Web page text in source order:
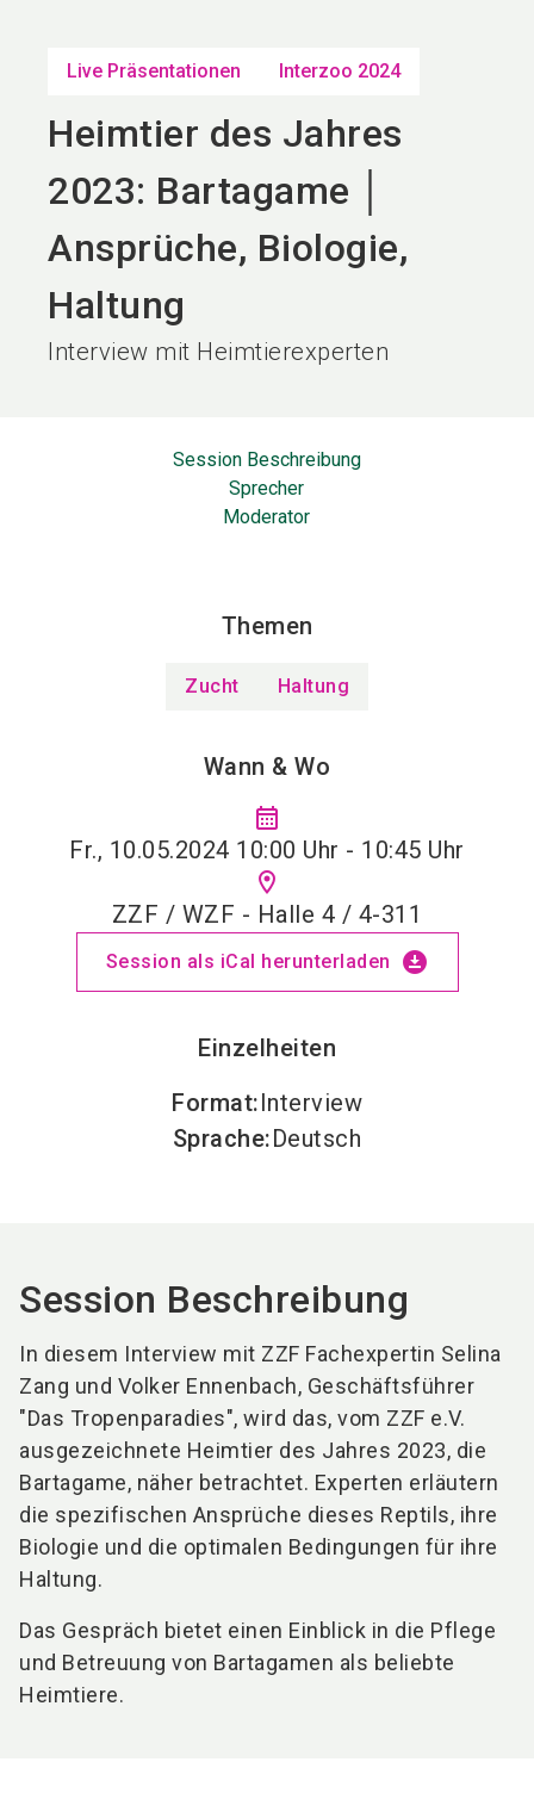
Live Präsentationen Interzoo 2024
Heimtier des Jahres
2023: Bartagame │
Ansprüche, Biologie,
Haltung
Interview mit Heimtierexperten
Session Beschreibung
Sprecher
Moderator
Themen
Zucht Haltung
Wann & Wo
calendar_month
Fr., 10.05.2024 10:00 Uhr - 10:45 Uhr
location_on
ZZF / WZF - Halle 4 / 4-311
Session als iCal herunterladen download_for_offline
Einzelheiten
Format:Interview
Sprache:Deutsch
Session Beschreibung
In diesem Interview mit ZZF Fachexpertin Selina
Zang und Volker Ennenbach, Geschäftsführer
"Das Tropenparadies", wird das, vom ZZF e.V.
ausgezeichnete Heimtier des Jahres 2023, die
Bartagame, näher betrachtet. Experten erläutern
die spezifischen Ansprüche dieses Reptils, ihre
Biologie und die optimalen Bedingungen für ihre
Haltung.
Das Gespräch bietet einen Einblick in die Pflege
und Betreuung von Bartagamen als beliebte
Heimtiere.